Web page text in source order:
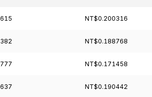
NT$0.200316
NT$0.188768
NT$0.171458
NT$0.190442